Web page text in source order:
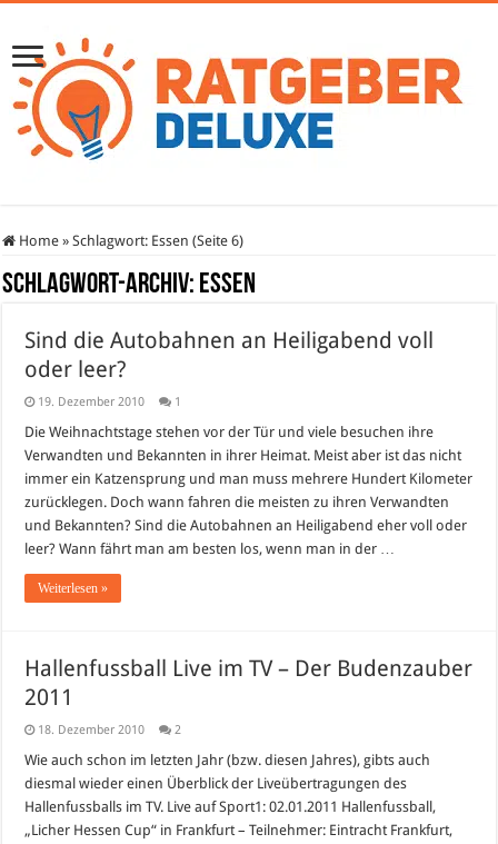
Home » Schlagwort: Essen (Seite 6)
Schlagwort-Archiv: Essen
Sind die Autobahnen an Heiligabend voll
oder leer?
19. Dezember 2010 1
Die Weihnachtstage stehen vor der Tür und viele besuchen ihre
Verwandten und Bekannten in ihrer Heimat. Meist aber ist das nicht
immer ein Katzensprung und man muss mehrere Hundert Kilometer
zurücklegen. Doch wann fahren die meisten zu ihren Verwandten
und Bekannten? Sind die Autobahnen an Heiligabend eher voll oder
leer? Wann fährt man am besten los, wenn man in der …
Weiterlesen »
Hallenfussball Live im TV – Der Budenzauber
2011
18. Dezember 2010 2
Wie auch schon im letzten Jahr (bzw. diesen Jahres), gibts auch
diesmal wieder einen Überblick der Liveübertragungen des
Hallenfussballs im TV. Live auf Sport1: 02.01.2011 Hallenfussball,
„Licher Hessen Cup“ in Frankfurt – Teilnehmer: Eintracht Frankfurt,